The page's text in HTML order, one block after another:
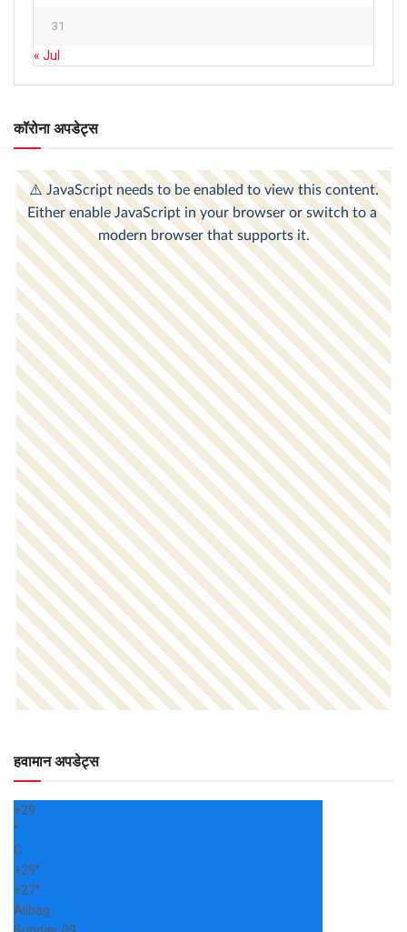
31
« Jul
कॉरोना अपडेट्स
हवामान अपडेट्स
+29
°
C
+29°
+27°
Alibag